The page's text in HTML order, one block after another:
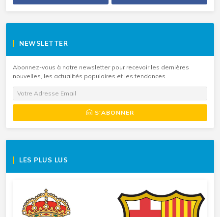
NEWSLETTER
Abonnez-vous à notre newsletter pour recevoir les dernières
nouvelles, les actualités populaires et les tendances.
S'ABONNER
LES PLUS LUS